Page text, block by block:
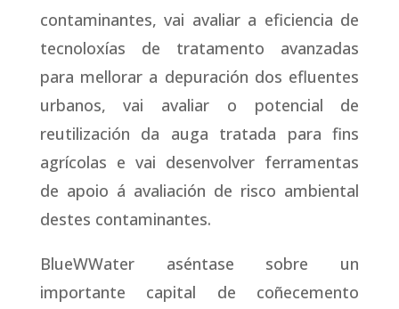
contaminantes, vai avaliar a eficiencia de
tecnoloxías de tratamento avanzadas
para mellorar a depuración dos efluentes
urbanos, vai avaliar o potencial de
reutilización da auga tratada para fins
agrícolas e vai desenvolver ferramentas
de apoio á avaliación de risco ambiental
destes contaminantes.
BlueWWater aséntase sobre un
importante capital de coñecemento